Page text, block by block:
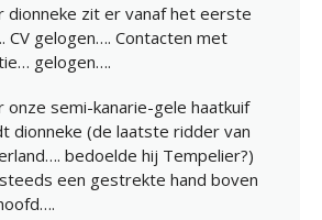
dionneke zit er vanaf het eerste
CV gelogen…. Contacten met
gelogen….
onze semi-kanarie-gele haatkuif
dionneke (de laatste ridder van
bedoelde hij Tempelier?)
een gestrekte hand boven